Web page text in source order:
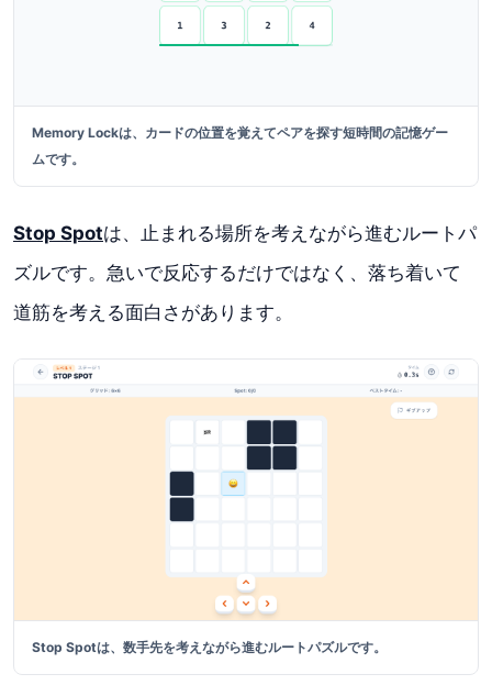
Memory Lockは、カードの位置を覚えてペアを探す短時間の記憶ゲー
ムです。
Stop Spotは、止まれる場所を考えながら進むルートパ
ズルです。急いで反応するだけではなく、落ち着いて
道筋を考える面白さがあります。
Stop Spotは、数手先を考えながら進むルートパズルです。